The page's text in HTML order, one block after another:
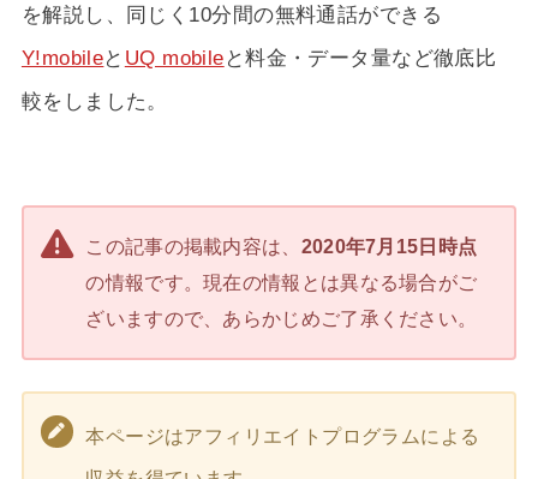
を解説し、同じく10分間の無料通話ができる
Y!mobileと UQ mobile と料金・データ量など徹底比
較をしました。
この記事の掲載内容は、 2020年7月15日時点
の情報です。現在の情報とは異なる場合がご
ざいますので、あらかじめご了承ください。
本ページはアフィリエイトプログラムによる